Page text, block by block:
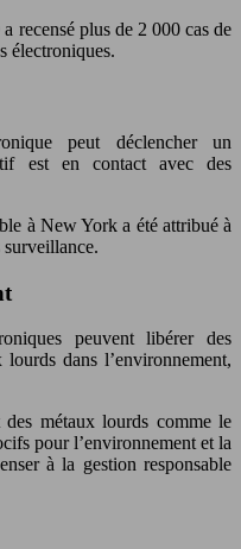
recensé plus de 2 000 cas de
électroniques.
peut déclencher un
est en contact avec des
à New York a été attribué à
surveillance.
peuvent libérer des
dans l’environnement,
métaux lourds comme le
pour l’environnement et la
à la gestion responsable